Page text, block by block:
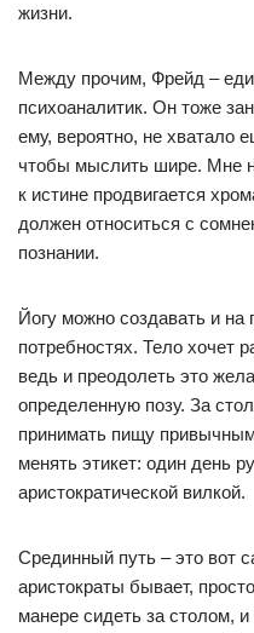
жизни.
Между прочим, Фрейд –
психоаналитик. Он тоже
ему, вероятно, не хватало
чтобы мыслить шире. Мне
к истине продвигается
должен относиться с
познании.
Йогу можно создавать и на
потребностях. Тело хочет
ведь и преодолеть это
определенную позу. За
принимать пищу
менять этикет: один день
аристократической вилкой.
Срединный путь – это вот
аристократы бывает,
манере сидеть за столом,